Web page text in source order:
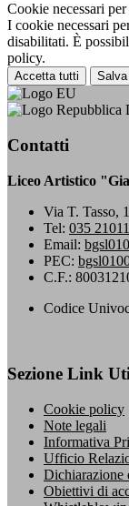
Cookie necessari
I cookie necessari
disabilitati. È
policy.
Accetta tutti
Contatti
Liceo Artistico
Via T. Tasso,
Tel: 035
Email:
PEC:
C.F.:
Codice
Sezione Link
Cookie policy
Note legali
Informativa
Ufficio
Dichiarazione
Obiettivi di